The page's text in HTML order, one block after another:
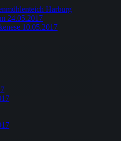
Harburg
24.05.2017
10.05.2017